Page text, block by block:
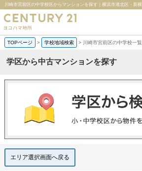
TOPページ > 学校地域検索 > 川崎市宮前区の中学校一覧
学区から中古マンションを探す
エリア選択画面へ戻る